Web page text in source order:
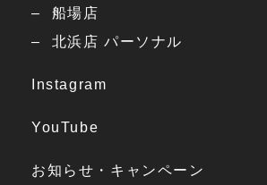
船場店
北浜店 パーソナル
Instagram
YouTube
お知らせ・キャンペーン